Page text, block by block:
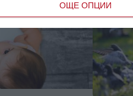
ОЩЕ ОПЦИИ